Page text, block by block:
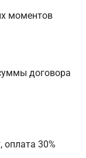
моментов
договора
оплата 30%